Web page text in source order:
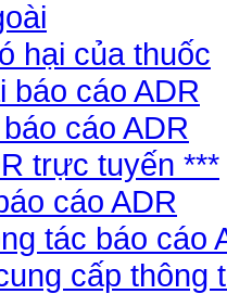
hại của thuốc
báo cáo ADR
cáo ADR
trực tuyến ***
cáo ADR
tác báo cáo
cấp thông